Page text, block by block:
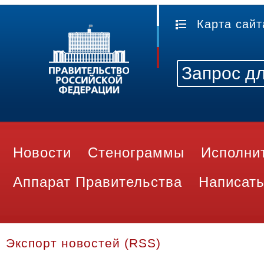
Карта
Новости Стенограммы
Аппарат Правительства
Экспорт новостей (RSS)